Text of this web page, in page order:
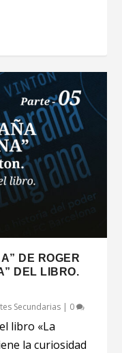
DE ROGER
DEL LIBRO.
Secundarias | 0
libro «La
la curiosidad